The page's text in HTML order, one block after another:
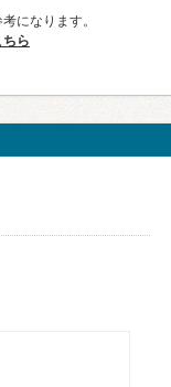
になります。
ら